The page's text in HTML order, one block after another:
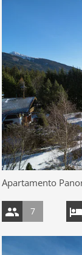
Apartamento
7